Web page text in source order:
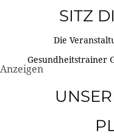
SITZ
Die
Gesundheitstrainer
Anzeigen